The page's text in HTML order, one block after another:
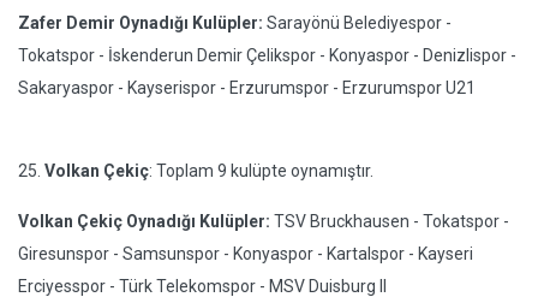
Zafer Demir Oynadığı Kulüpler: Sarayönü Belediyespor -
Tokatspor - İskenderun Demir Çelikspor - Konyaspor - Denizlispor -
Sakaryaspor - Kayserispor - Erzurumspor - Erzurumspor U21
25. Volkan Çekiç: Toplam 9 kulüpte oynamıştır.
Volkan Çekiç Oynadığı Kulüpler: TSV Bruckhausen - Tokatspor -
Giresunspor - Samsunspor - Konyaspor - Kartalspor - Kayseri
Erciyesspor - Türk Telekomspor - MSV Duisburg II